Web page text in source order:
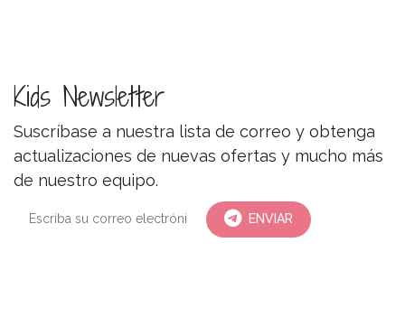
Kids Newsletter
Suscríbase a nuestra lista de correo y obtenga
actualizaciones de nuevas ofertas y mucho más
de nuestro equipo.
ENVIAR